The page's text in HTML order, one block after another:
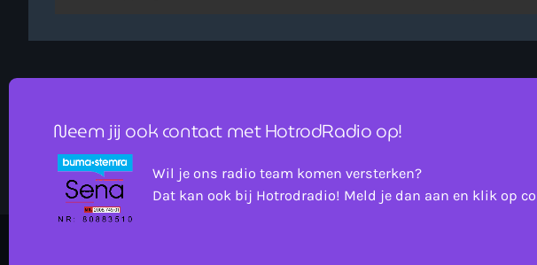
Neem jij ook contact met HotrodRadio op!
Wil je ons radio team komen versterken?
Dat kan ook bij Hotrodradio! Meld je dan aan en klik op